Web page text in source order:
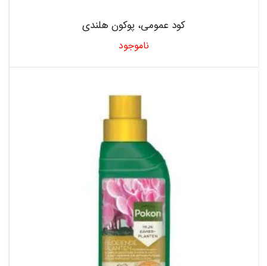
کود عمومی، پوکون هلندی
ناموجود